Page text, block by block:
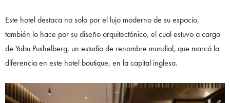
Este hotel destaca no solo por el lujo moderno de su espacio,
también lo hace por su diseño arquitectónico, el cual estuvo a cargo
de Yabu Pushelberg, un estudio de renombre mundial, que marcó la
diferencia en este hotel boutique, en la capital inglesa.